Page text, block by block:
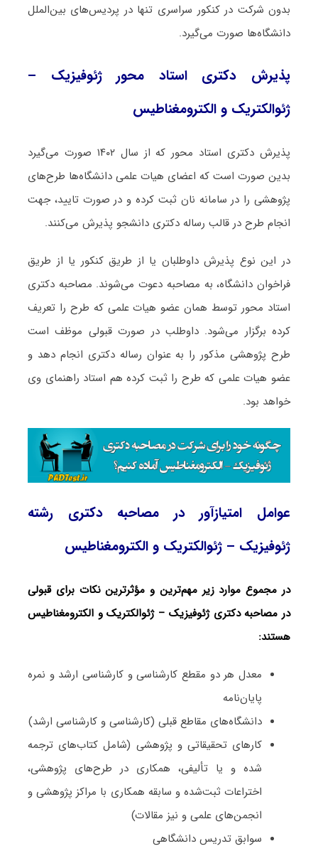
بدون شرکت در کنکور سراسری تنها در پردیس‌های بین‌الملل
دانشگاه‌ها صورت می‌گیرد.
پذیرش دکتری استاد محور ژئوفیزیک –
ژئوالکتریک و الکترومغناطیس
پذیرش دکتری استاد محور که از سال ۱۴۰۲ صورت می‌گیرد
بدین صورت است که اعضای هیات علمی دانشگاه‌ها طرح‌های
پژوهشی را در سامانه نان ثبت کرده و در صورت تایید، جهت
انجام طرح در قالب رساله دکتری دانشجو پذیرش می‌کنند.
در این نوع پذیرش داوطلبان یا از طریق کنکور یا از طریق
فراخوان دانشگاه، به مصاحبه دعوت می‌شوند. مصاحبه دکتری
استاد محور توسط همان عضو هیات علمی که طرح را تعریف
کرده برگزار می‌شود. داوطلب در صورت قبولی موظف است
طرح پژوهشی مذکور را به عنوان رساله دکتری انجام دهد و
عضو هیات علمی که طرح را ثبت کرده هم استاد راهنمای وی
خواهد بود.
عوامل امتیازآور در مصاحبه دکتری رشته
ژئوفیزیک – ژئوالکتریک و الکترومغناطیس
در مجموع موارد زیر مهم‌ترین و مؤثرترین نکات برای قبولی
در مصاحبه دکتری ژئوفیزیک – ژئوالکتریک و الکترومغناطیس
هستند:
معدل هر دو مقطع کارشناسی و کارشناسی ارشد و نمره
پایان‌نامه
دانشگاه‌های مقاطع قبلی (کارشناسی و کارشناسی ارشد)
کارهای تحقیقاتی و پژوهشی (شامل کتاب‌های ترجمه­‌
شده و یا تألیفی، همکاری در طرح‌های پژوهشی،
اختراعات ثبت‌­شده و سابقه همکاری با مراکز پژوهشی و
انجمن‌های علمی و نیز مقالات)
سوابق تدریس دانشگاهی